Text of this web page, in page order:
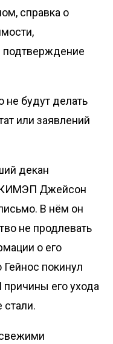
справка о
подтверждение
не будут делать
или заявлений
декан
КИМЭП Джейсон
В нём он
не продлевать
о его
покинул
его ухода
стали.